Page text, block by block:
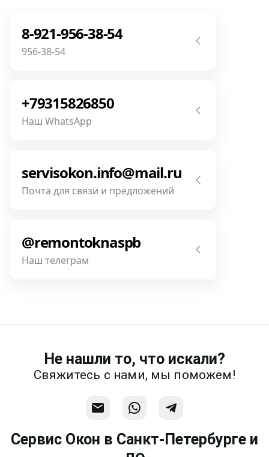
8-921-956-38-54
956-38-54
роботов и автоответчиков!
+79315826850
Наш WhatsApp
предметней если Вы пришлете
фотографии, размеры и пр.
servisokon.info@mail.ru
Почта для связи и предложений
фотографии, размеры и пр.
@remontoknaspb
Наш телеграм
Связаться
Не нашли то, что искали?
Свяжитесь с нами, мы поможем!
Сервис Окон в Санкт-Петербурге и